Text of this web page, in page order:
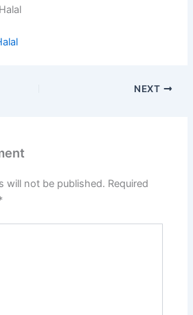
NEXT
will not be published. Required